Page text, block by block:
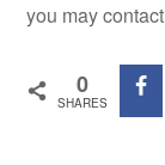
you may
0
SHARES